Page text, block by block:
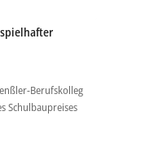
Berufskolleg
Schulbaupreises